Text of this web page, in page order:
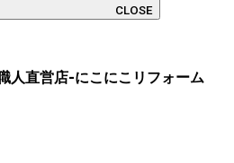
CLOSE
人直営店-にこにこリフォーム